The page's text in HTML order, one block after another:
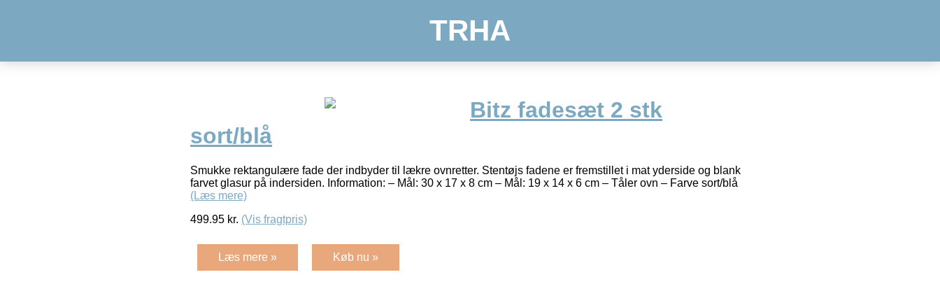
TRHA
Bitz fadesæt 2 stk
sort/blå
Smukke rektangulære fade der indbyder til lækre ovnretter. Stentøjs fadene er fremstillet i mat yderside og blank
farvet glasur på indersiden. Information: – Mål: 30 x 17 x 8 cm – Mål: 19 x 14 x 6 cm – Tåler ovn – Farve sort/blå
(Læs mere)
499.95 kr. (Vis fragtpris)
Læs mere » Køb nu »